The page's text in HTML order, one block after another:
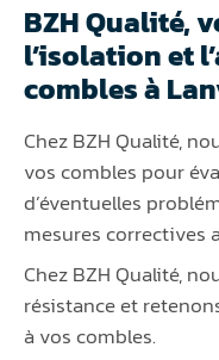
BZH Qualité,
l’isolation et
combles à
Chez BZH Qualité,
vos combles pour
d’éventuelles
mesures correctives
Chez BZH Qualité,
résistance et
à vos combles.